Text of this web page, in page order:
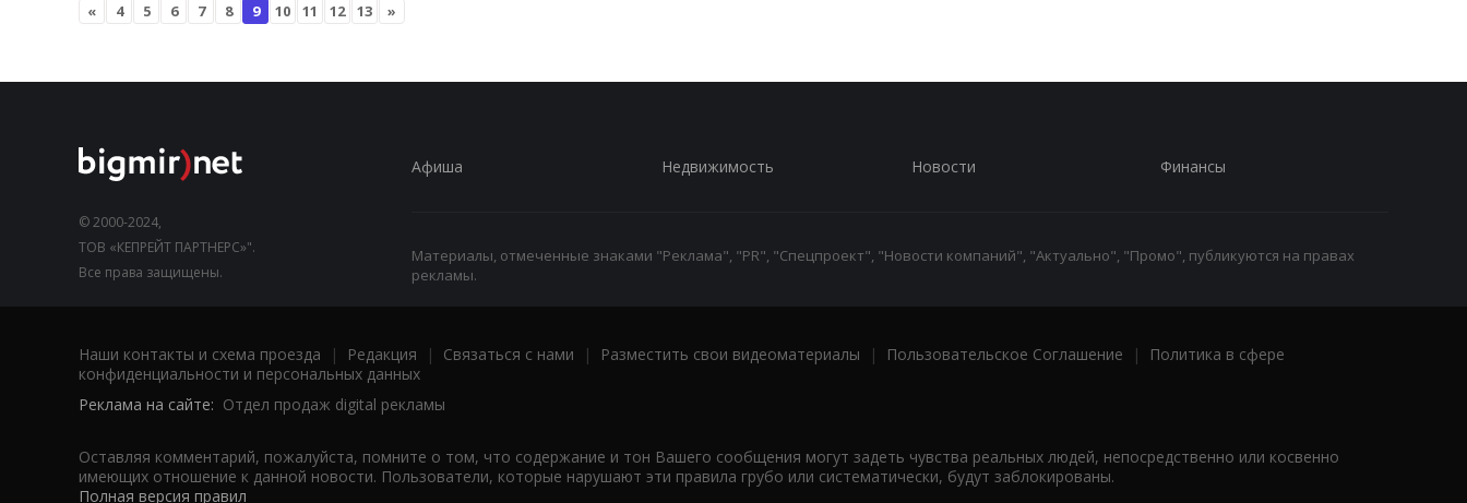
« 4 5 6 7 8 9 10 11 12 13 »
© 2000-2024,
ТОВ «КЕПРЕЙТ ПАРТНЕРС»".
Все права защищены.
Афиша Недвижимость Новости Финансы
Материалы, отмеченные знаками "Реклама", "PR", "Спецпроект", "Новости компаний", "Актуально", "Промо", публикуются на правах
рекламы.
Наши контакты и схема проезда | Редакция | Связаться с нами | Разместить свои видеоматериалы | Пользовательское Соглашение |
Политика в сфере
конфиденциальности и персональных данных
Реклама на сайте: Отдел продаж digital рекламы
Оставляя комментарий, пожалуйста, помните о том, что содержание и тон Вашего сообщения могут задеть чувства реальных людей, непосредственно или косвенно
имеющих отношение к данной новости. Пользователи, которые нарушают эти правила грубо или систематически, будут заблокированы.
Полная версия правил